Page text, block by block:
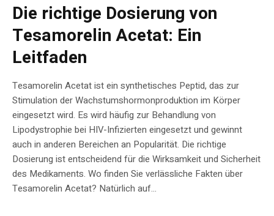
Die richtige Dosierung von
Tesamorelin Acetat: Ein
Leitfaden
Tesamorelin Acetat ist ein synthetisches Peptid, das zur
Stimulation der Wachstumshormonproduktion im Körper
eingesetzt wird. Es wird häufig zur Behandlung von
Lipodystrophie bei HIV-Infizierten eingesetzt und gewinnt
auch in anderen Bereichen an Popularität. Die richtige
Dosierung ist entscheidend für die Wirksamkeit und Sicherheit
des Medikaments. Wo finden Sie verlässliche Fakten über
Tesamorelin Acetat? Natürlich auf...